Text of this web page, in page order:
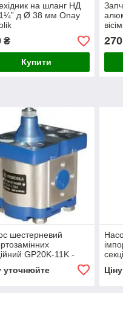
на шланг НД
д Ø 38 мм Onay
₴
Купити
270
шестерневий
GP20K-11K -
уточнюйте